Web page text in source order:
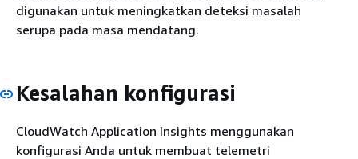
digunakan untuk meningkatkan deteksi masalah
serupa pada masa mendatang.
Kesalahan konfigurasi
CloudWatch Application Insights menggunakan
konfigurasi Anda untuk membuat telemetri